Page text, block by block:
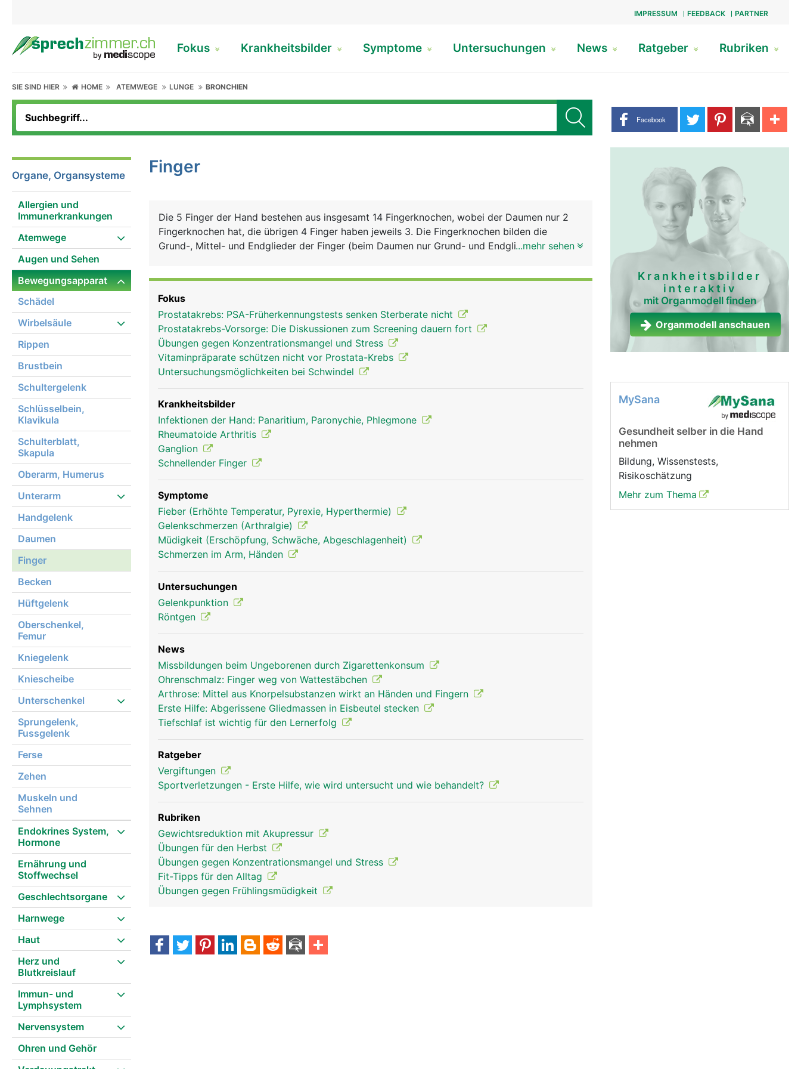
IMPRESSUM FEEDBACK PARTNER
Fokus Krankheitsbilder Symptome Untersuchungen News Ratgeber Rubriken
SIE SIND HIER HOME ATEMWEGE LUNGE BRONCHIEN
Share buttons
Facebook
Organe, Organsysteme
Allergien und
Immunerkrankungen
Atemwege
Augen und Sehen
Bewegungsapparat
Schädel
Wirbelsäule
Rippen
Brustbein
Schultergelenk
Schlüsselbein,
Klavikula
Schulterblatt,
Skapula
Oberarm, Humerus
Unterarm
Handgelenk
Daumen
Finger
Becken
Hüftgelenk
Oberschenkel,
Femur
Kniegelenk
Kniescheibe
Unterschenkel
Sprungelenk,
Fussgelenk
Ferse
Zehen
Muskeln und
Sehnen
Endokrines System,
Hormone
Ernährung und
Stoffwechsel
Geschlechtsorgane
Harnwege
Haut
Herz und
Blutkreislauf
Immun- und
Lymphsystem
Nervensystem
Ohren und Gehör
Finger
Die 5 Finger der Hand bestehen aus insgesamt 14 Fingerknochen, wobei der Daumen nur 2
Fingerknochen hat, die übrigen 4 Finger haben jeweils 3. Die Fingerknochen bilden die
Grund-, Mittel- und Endglieder der Finger (beim Daumen nur Grund- und Endglied), die durch
Bewegungsumfang verleiht. Die Hauptfunktionen der Finger sind Greifen, Tasten und Fühlen.
Finger Frau
...mehr sehen
Fokus
Prostatakrebs: PSA-Früherkennungstests senken Sterberate nicht
Prostatakrebs-Vorsorge: Die Diskussionen zum Screening dauern fort
Übungen gegen Konzentrationsmangel und Stress
Vitaminpräparate schützen nicht vor Prostata-Krebs
Untersuchungsmöglichkeiten bei Schwindel
Krankheitsbilder
Infektionen der Hand: Panaritium, Paronychie, Phlegmone
Rheumatoide Arthritis
Ganglion
Schnellender Finger
Symptome
Fieber (Erhöhte Temperatur, Pyrexie, Hyperthermie)
Gelenkschmerzen (Arthralgie)
Müdigkeit (Erschöpfung, Schwäche, Abgeschlagenheit)
Schmerzen im Arm, Händen
Untersuchungen
Gelenkpunktion
Röntgen
News
Missbildungen beim Ungeborenen durch Zigarettenkonsum
Ohrenschmalz: Finger weg von Wattestäbchen
Arthrose: Mittel aus Knorpelsubstanzen wirkt an Händen und Fingern
Erste Hilfe: Abgerissene Gliedmassen in Eisbeutel stecken
Tiefschlaf ist wichtig für den Lernerfolg
Ratgeber
Vergiftungen
Sportverletzungen - Erste Hilfe, wie wird untersucht und wie behandelt?
Rubriken
Gewichtsreduktion mit Akupressur
Übungen für den Herbst
Übungen gegen Konzentrationsmangel und Stress
Fit-Tipps für den Alltag
Übungen gegen Frühlingsmüdigkeit
Krankheitsbilder
interaktiv
mit Organmodell finden
Organmodell anschauen
MySana
Gesundheit selber in die Hand
nehmen
Bildung, Wissenstests,
Risikoschätzung
Mehr zum Thema